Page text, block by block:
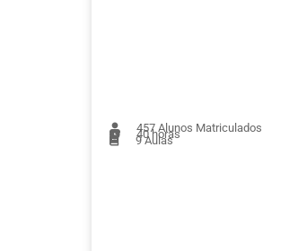
457 Alunos Matriculados
40 horas
9Aulas